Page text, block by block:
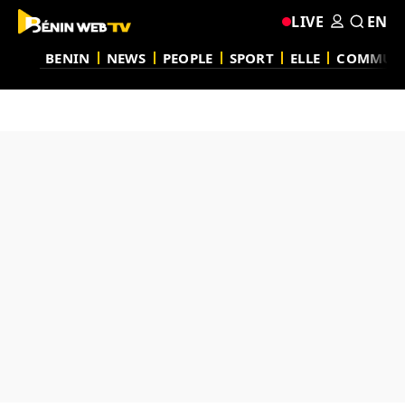
BENIN NEWS PEOPLE SPORT ELLE
LIVE EN